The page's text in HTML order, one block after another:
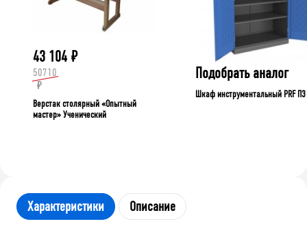
43 104 ₽
50710
₽
Верстак столярный «Опытный
мастер» Ученический
Подобрать аналог
Шкаф инструментальный PRF П3
Характеристики Описание